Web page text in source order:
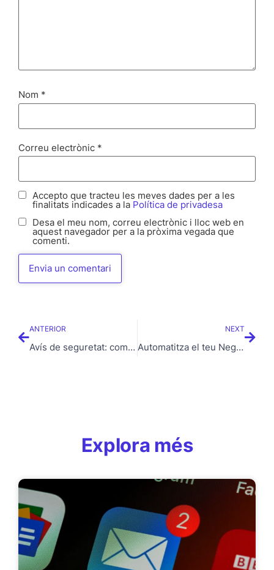
Nom *
Correu electrònic *
Accepto que tracteu les meves dades per a les
finalitats indicades a la Política de privadesa
Desa el meu nom, correu electrònic i lloc web en
aquest navegador per a la pròxima vegada que
comenti.
ANTERIOR
Avís de seguretat: com detectar intents de suplantació d’identitat per correu electrònic
NEXT
Automatitza el teu Negoci a Vic: Estalvia Temps i Augmenta la Productivitat amb Scripts i Macros
Explora més